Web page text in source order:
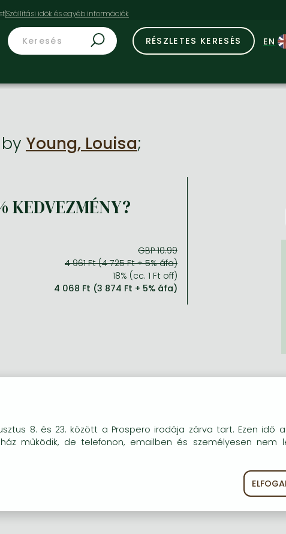
RÉSZLETES KERESÉS
by Young, Louisa;
KEDVEZMÉNY?
GBP 10.99
4 961 Ft (4 725 Ft + 5% áfa)
18% (cc. 1 Ft off)
4 068 Ft (3 874 Ft + 5% áfa)
8. és 23. között a Prospero irodája zárva tart. Ezen idő
működik, de telefonon, emailben és személyesen nem
kat (sütiket) használunk, melyek célja, hogy teljesebb körű
részére.